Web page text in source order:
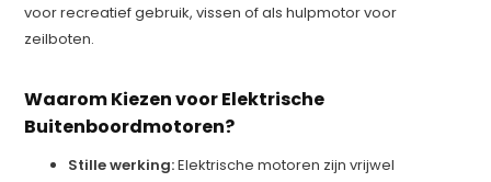
voor recreatief gebruik, vissen of als hulpmotor voor
zeilboten.
Waarom Kiezen voor Elektrische
Buitenboordmotoren?
Stille werking:Elektrische motoren zijn vrijwel